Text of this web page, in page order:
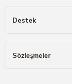
Destek
Sözleşmeler